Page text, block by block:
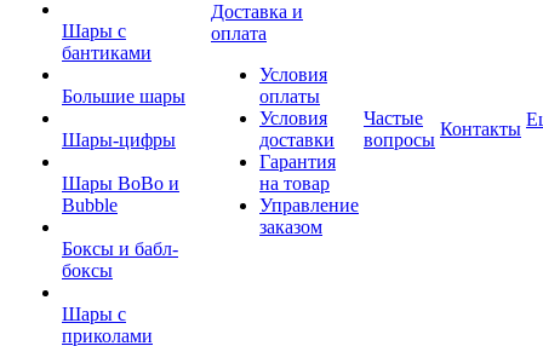
Шары с
бантиками
Большие шары
Шары-цифры
Шары BoBo и
Bubble
Боксы и бабл-
боксы
Шары с
приколами
Доставка и
оплата
Условия
оплаты
Условия
доставки
Гарантия
на товар
Управление
заказом
Частые
вопросы
Контакты